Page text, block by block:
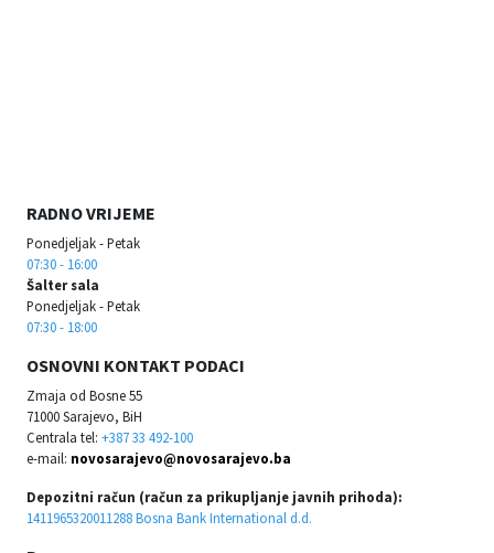
RADNO VRIJEME
Ponedjeljak - Petak
07:30 - 16:00
Šalter sala
Ponedjeljak - Petak
07:30 - 18:00
OSNOVNI KONTAKT PODACI
Zmaja od Bosne 55
71000 Sarajevo, BiH
Centrala tel: +387 33 492-100
e-mail: novosarajevo@novosarajevo.ba
Depozitni račun (račun za prikupljanje javnih prihoda):
1411965320011288 Bosna Bank International d.d.